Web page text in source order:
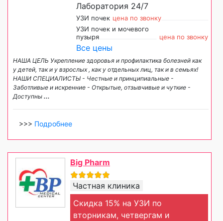
Лаборатория 24/7
УЗИ почек цена по звонку
УЗИ почек и мочевого
пузыря
цена по звонку
Все цены
НАША ЦЕЛЬ Укрепление здоровья и профилактика болезней как
у детей, так и у взрослых , как у отдельных лиц, так и в семьях!
НАШИ СПЕЦИАЛИСТЫ - Честные и принципиальные -
Заботливые и искренние - Открытые, отзывчивые и чуткие -
Доступны ...
>>> Подробнее
Big Pharm
Частная клиника
Скидка 15% на УЗИ по
вторникам, четвергам и